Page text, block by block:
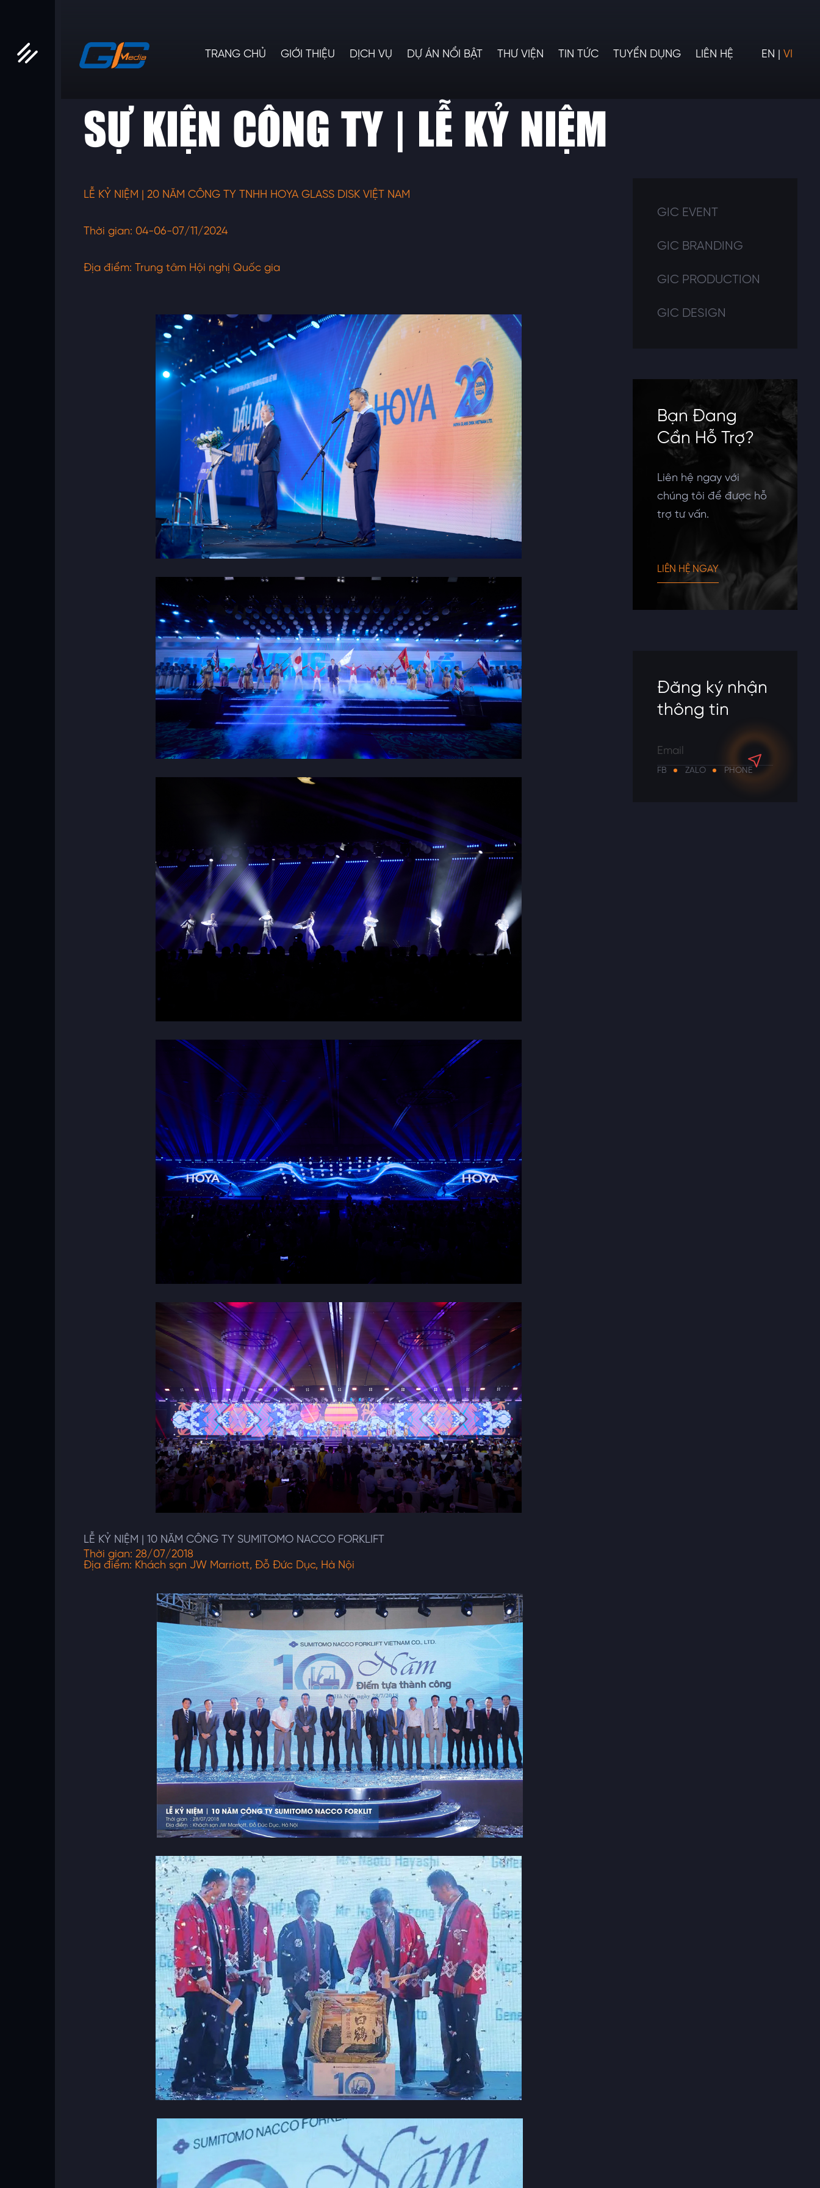
TRANG CHỦ GIỚI THIỆU DỊCH VỤ DỰ ÁN NỔI BẬT THƯ VIỆN TIN TỨC TUYỂN DỤNG LIÊN HỆ EN VI
SỰ KIỆN CÔNG TY | LỄ KỶ NIỆM
LỄ KỶ NIỆM | 20 NĂM CÔNG TY TNHH HOYA GLASS DISK VIỆT NAM
Thời gian: 04-06-07/11/2024
Địa điểm: Trung tâm Hội nghị Quốc gia
LỄ KỶ NIỆM | 10 NĂM CÔNG TY SUMITOMO NACCO FORKLIFT
Thời gian: 28/07/2018
Địa điểm: Khách sạn JW Marriott, Đỗ Đức Dục, Hà Nội
GIC EVENT
GIC BRANDING
GIC PRODUCTION
GIC DESIGN
Bạn Đang
Cần Hỗ Trợ?
Liên hệ ngay với
chúng tôi để được hỗ
trợ tư vấn.
LIÊN HỆ NGAY
Đăng ký nhận
thông tin
FB ZALO PHONE